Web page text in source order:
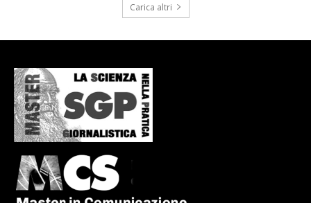
Carica altri